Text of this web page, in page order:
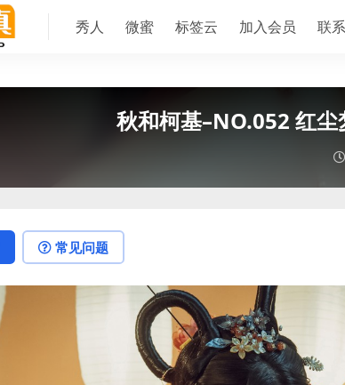
秀人 微蜜 标签云 加入会员 联
秋和柯基–NO.052 红
常见问题